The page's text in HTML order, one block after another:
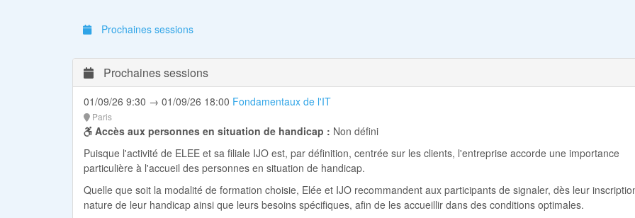
Prochaines sessions
Prochaines sessions
01/09/26 9:30 → 01/09/26 18:00 Fondamentaux de l'IT
Paris
Accès aux personnes en situation de handicap : Non défini
Puisque l'activité de ELEE et sa filiale IJO est, par définition, centrée sur les clients, l'entreprise accorde une importance
particulière à l'accueil des personnes en situation de handicap.
Quelle que soit la modalité de formation choisie, Elée et IJO recommandent aux participants de signaler, dès leur
nature de leur handicap ainsi que leurs besoins spécifiques, afin de les accueillir dans des conditions optimales.